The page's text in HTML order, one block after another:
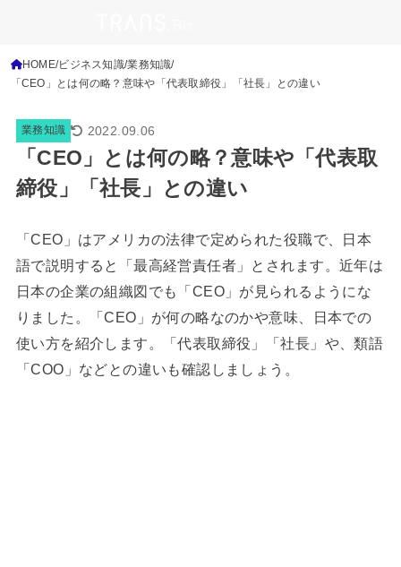
HOME ビジネス知識 業務知識
「CEO」とは何の略？意味や「代表取締役」「社長」との違い
業務知識 2022.09.06
「CEO」とは何の略？意味や「代表取
締役」「社長」との違い
「CEO」はアメリカの法律で定められた役職で、日本
語で説明すると「最高経営責任者」とされます。近年は
日本の企業の組織図でも「CEO」が見られるようにな
りました。「CEO」が何の略なのかや意味、日本での
使い方を紹介します。「代表取締役」「社長」や、類語
「COO」などとの違いも確認しましょう。